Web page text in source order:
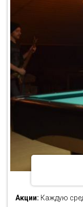
Акции: Каждую